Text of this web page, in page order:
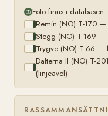
Foto finns i databasen
Remin (NO) T-170
Stegg (NO) T-169 —
Trygve (NO) T-66 —
Dalterna II (NO) T-
(linjeavel)